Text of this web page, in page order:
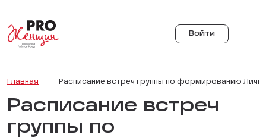
Войти
Главная Расписание встреч группы по формированию
Расписание встреч
группы по